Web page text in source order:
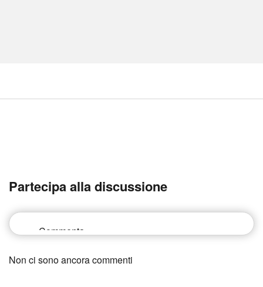
Partecipa alla discussione
Non ci sono ancora commenti